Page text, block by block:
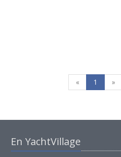
« 1 »
En YachtVillage